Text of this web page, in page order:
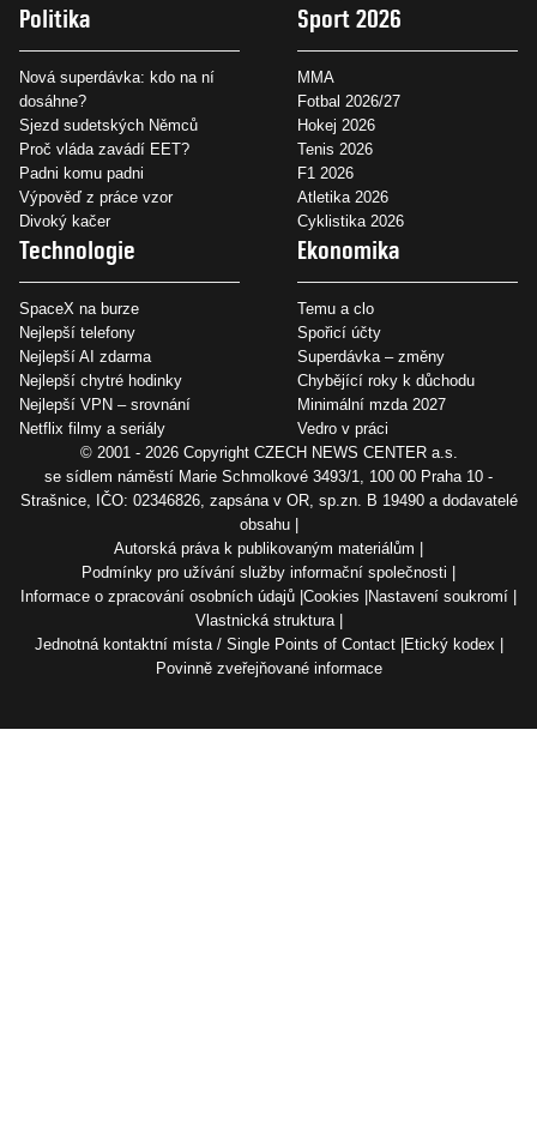
Politika
Nová superdávka: kdo na ní
dosáhne?
Sjezd sudetských Němců
Proč vláda zavádí EET?
Padni komu padni
Výpověď z práce vzor
Divoký kačer
Sport 2026
MMA
Fotbal 2026/27
Hokej 2026
Tenis 2026
F1 2026
Atletika 2026
Cyklistika 2026
Technologie
SpaceX na burze
Nejlepší telefony
Nejlepší AI zdarma
Nejlepší chytré hodinky
Nejlepší VPN – srovnání
Netflix filmy a seriály
Ekonomika
Temu a clo
Spořicí účty
Superdávka – změny
Chybějící roky k důchodu
Minimální mzda 2027
Vedro v práci
© 2001 - 2026 Copyright CZECH NEWS CENTER a.s.
se sídlem náměstí Marie Schmolkové 3493/1, 100 00 Praha 10 -
Strašnice, IČO: 02346826, zapsána v OR, sp.zn. B 19490 a dodavatelé
obsahu
Autorská práva k publikovaným materiálům
Podmínky pro užívání služby informační společnosti
Informace o zpracování osobních údajů Cookies
Nastavení soukromí
Vlastnická struktura
Jednotná kontaktní místa / Single Points of Contact
Etický kodex
Povinně zveřejňované informace